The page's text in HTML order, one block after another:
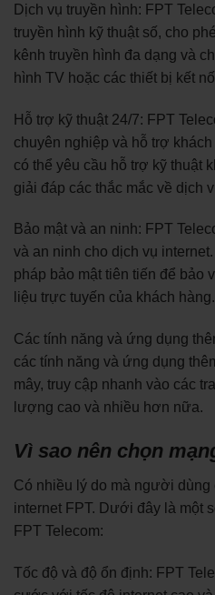
Dịch vụ truyền hình: FPT
truyền hình kỹ thuật số, cho
kênh truyền hình đa dạng và
hình TV hoặc các thiết bị kết
Hỗ trợ kỹ thuật 24/7: FPT
chuyên nghiệp và hỗ trợ
có thể yêu cầu hỗ trợ kỹ thuật
giải đáp các thắc mắc về dịch
Bảo mật và an ninh: FPT
và an ninh cho dịch vụ
pháp bảo mật tiên tiến để bảo
liệu trực tuyến của khách hàng.
Các tính năng và ứng dụng
các tính năng và ứng dụng
mây, truy cập nhanh vào các
lượng cao và nhiều hơn nữa.
Vì sao nên chọn
Có nhiều lý do mà người dùng
internet FPT. Dưới đây là một
FPT Telecom:
Tốc độ và độ ổn định: FPT